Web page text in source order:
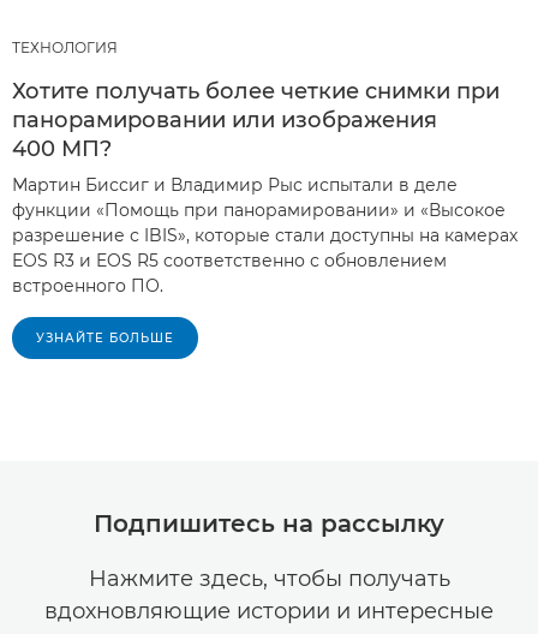
ТЕХНОЛОГИЯ
Хотите получать более четкие снимки при
панорамировании или изображения
400 МП?
Мартин Биссиг и Владимир Рыс испытали в деле
функции «Помощь при панорамировании» и «Высокое
разрешение с IBIS», которые стали доступны на камерах
EOS R3 и EOS R5 соответственно с обновлением
встроенного ПО.
УЗНАЙТЕ БОЛЬШЕ
Подпишитесь на рассылку
Нажмите здесь, чтобы получать
вдохновляющие истории и интересные